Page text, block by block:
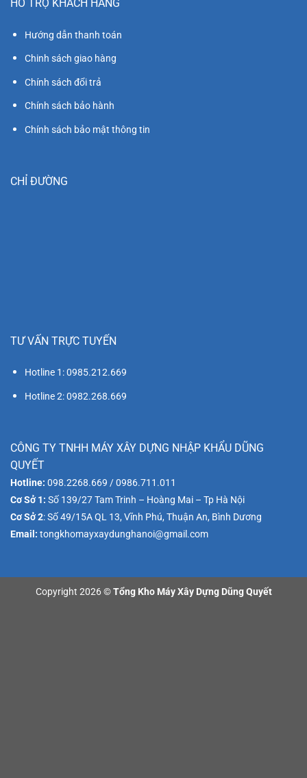
HỖ TRỢ KHÁCH HÀNG
Hướng dẫn thanh toán
Chinh sách giao hàng
Chính sách đổi trả
Chính sách bảo hành
Chính sách bảo mật thông tin
CHỈ ĐƯỜNG
TƯ VẤN TRỰC TUYẾN
Hotline 1: 0985.212.669
Hotline 2: 0982.268.669
CÔNG TY TNHH MÁY XÂY DỰNG NHẬP KHẨU DŨNG
QUYẾT
Hotline: 098.2268.669 / 0986.711.011
Cơ Sở 1: Số 139/27 Tam Trinh – Hoàng Mai – Tp Hà Nội
Cơ Sở 2: Số 49/15A QL 13, Vĩnh Phú, Thuận An, Bình Dương
Email: tongkhomayxaydunghanoi@gmail.com
Copyright 2026 ©Tổng Kho Máy Xây Dựng Dũng Quyết